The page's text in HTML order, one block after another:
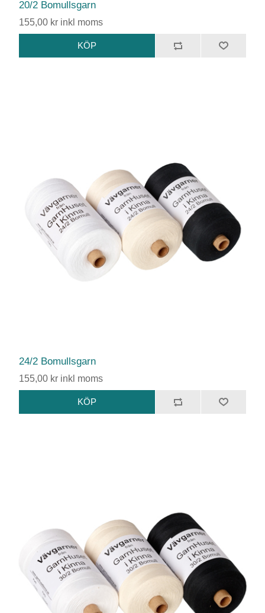
20/2 Bomullsgarn
155,00 kr inkl moms
24/2 Bomullsgarn
155,00 kr inkl moms